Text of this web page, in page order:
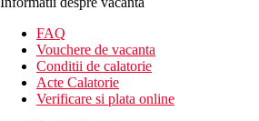
FAQ
Vouchere de vacanta
Conditii de calatorie
Acte Calatorie
Verificare si plata online